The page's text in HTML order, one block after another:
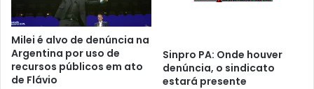
Milei é alvo de denúncia na
Argentina por uso de
recursos públicos em ato
de Flávio
Sinpro PA: Onde houver
denúncia, o sindicato
estará presente